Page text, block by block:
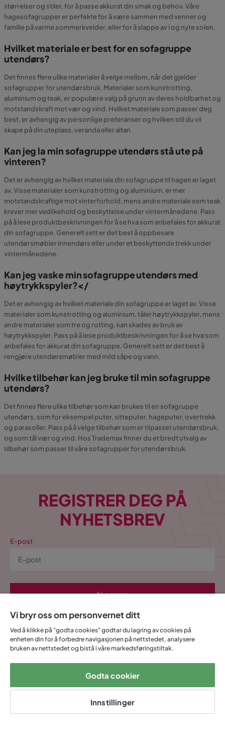
størrelser og stiler, for å passe akkurat din smak og behov. Våre
hagesofagrupper er perfekte for å være sammen med venner og
familie på varme sommerkvelder, eller for å slappe av i og nyte solen.
Hvilket materiale er best for en sofagruppe
utendørs?
Det finnes flere ulike materialer å velge mellom, når det gjelder
sofagrupper for utendørsbruk. Materialer som kunstrotting,
aluminium og teak, er populære valg på grunn av deres holdbarhet og
motstandskraft mot vær og vind. Hvilket materiale som passer deg
best, er avhengig av personlige preferanser og hvilken stil du vil
skape på din uteplass, veranda eller altan.
Kan jeg la min sofagruppe utendørs stå ute på
vinteren?
Det er avhengig av hvilket materiale din sofagruppe til hagen er laget
av. Visse materialer som kunstrotting og aluminium, er mer
motstandskraftige mot vinterforhold, mens andre materiale som teak
krever mer vedlikehold og beskyttelse under vintermånedene. Pass
på å lese produktbeskrivningen for å se hva som anbefales for akkurat
din sofagruppe. Generelt sett er det best å oppbevare
utendørsmøbler innendørs eller under et beskyttende trekk under
vintermånedene.
Kan jeg vaske min sofagruppe utendørs med
høytrykkspyler?</
Det er avhengig av hvilket materiale din sofagruppe er laget av. Visse
materialer som kunstrotting og aluminium, tåler høytrykkspyler, mens
andre materialer som tre og rotting, kan skades av bruk av
høytrykkspyler. Pass på å lese produktbeskrivningen for å se hva som
anbefales for akkurat din sofagruppe. Generelt sett er det best å
rengjøre utendørsmøbler med mild såpe og vann.
Hvilke tilbehør kan jeg bruke til min sofagruppe
utendørs?
Det finnes flere ulike tilbehør som kan brukes til en sofagruppe
utendørs, som for eksempel puter, sitteputer, hageputer, overtrekk
og parasoller. Pass på å velge tilbehør som er tilpasset utendørsbruk,
og som tål vær og vind. Hos Trademax finner du et bredt utvalg av
tilbehør som passer til våre sofagrupper for utendørsbruk.
REGISTRER DEG PÅ
NYHETSBREV
E-post
Abonnere
Ved å fylle inn min e-postadresse bekrefter jeg at jeg vil ha Trademax’
nyhetsbrev og godkjenner at Trademax behandler mine
personopplysninger for å kunne sende meg markedsføringsmateriale
tilpasset meg i henhold til TrademaxIntegritetspolicy.
Ja, takk! Jeg vil også opprette en konto for Mine
Alle kjøpene dine samlet på ett sted
Vi bryr oss om personvernet ditt
Ved å klikke på "godta cookies" godtar du lagring av cookies på
enheten din for å forbedre navigasjonen på nettstedet, analysere
bruken av nettstedet og bistå i våre markedsføringstiltak.
Godta cookier
Innstillinger